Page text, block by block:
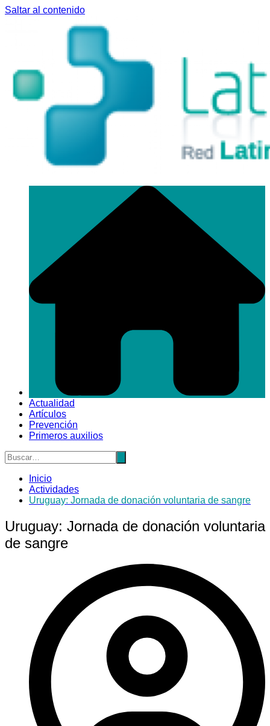
Saltar al contenido
Actualidad
Artículos
Prevención
Primeros auxilios
Inicio
Actividades
Uruguay: Jornada de donación voluntaria de sangre
Uruguay: Jornada de donación voluntaria
de sangre